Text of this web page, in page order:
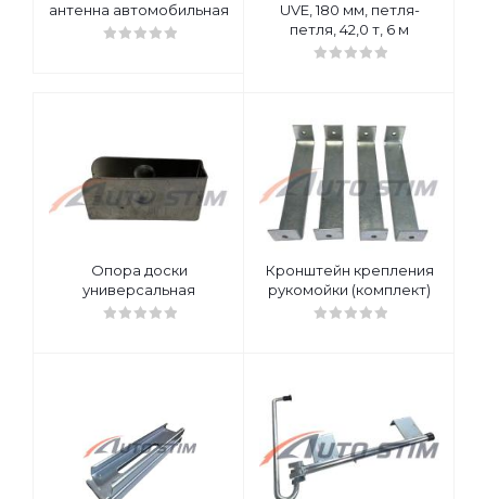
антенна автомобильная
UVE, 180 мм, петля-
петля, 42,0 т, 6 м
Опора доски
универсальная
Кронштейн крепления
рукомойки (комплект)